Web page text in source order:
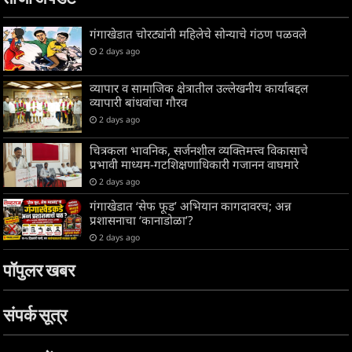
गंगाखेडात चोरट्यांनी महिलेचे सोन्याचे गंठण पळवले
2 days ago
व्यापार व सामाजिक क्षेत्रातील उल्लेखनीय कार्याबद्दल
व्यापारी बांधवांचा गौरव
2 days ago
चित्रकला भावनिक, सर्जनशील व्यक्तिमत्त्व विकासाचे
प्रभावी माध्यम-गटशिक्षणाधिकारी गजानन वाघमारे
2 days ago
गंगाखेडात ‘सेफ फूड’ अभियान कागदावरच; अन्न
प्रशासनाचा ‘कानाडोळा’?
2 days ago
पॉपुलर खबर
संपर्क सूत्र